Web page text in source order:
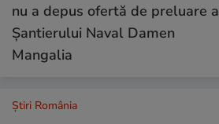
nu a depus ofertă de preluare a
Șantierului Naval Damen
Mangalia
Știri România